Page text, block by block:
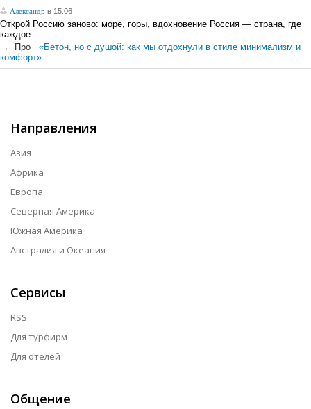
Александр в 15:06
Открой Россию заново: море, горы, вдохновение Россия — страна, где
каждое...
→
Про
«Бетон, но с душой: как мы отдохнули в стиле минимализм и
комфорт»
Направления
Азия
Африка
Европа
Северная Америка
Южная Америка
Австралия и Океания
Сервисы
RSS
Для турфирм
Для отелей
Общение